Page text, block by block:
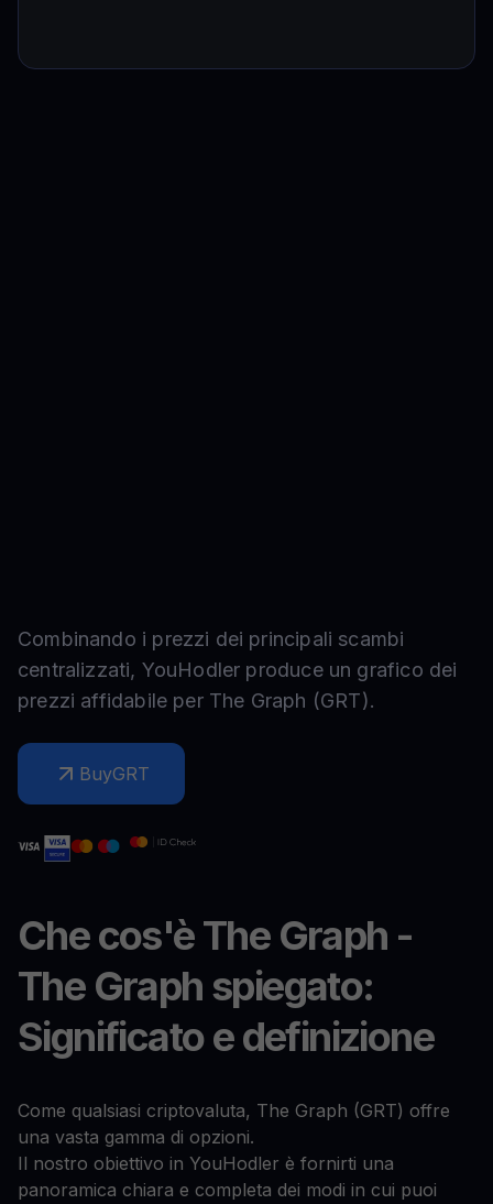
Combinando i prezzi dei principali scambi
centralizzati, YouHodler produce un grafico dei
prezzi affidabile per The Graph (GRT).
BuyGRT
Che cos'è The Graph -
The Graph spiegato:
Significato e definizione
Come qualsiasi criptovaluta, The Graph (GRT) offre
una vasta gamma di opzioni.
Il nostro obiettivo in YouHodler è fornirti una
panoramica chiara e completa dei modi in cui puoi